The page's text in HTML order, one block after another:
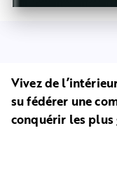
Vivez de
su fédérer une
conquérir les plus